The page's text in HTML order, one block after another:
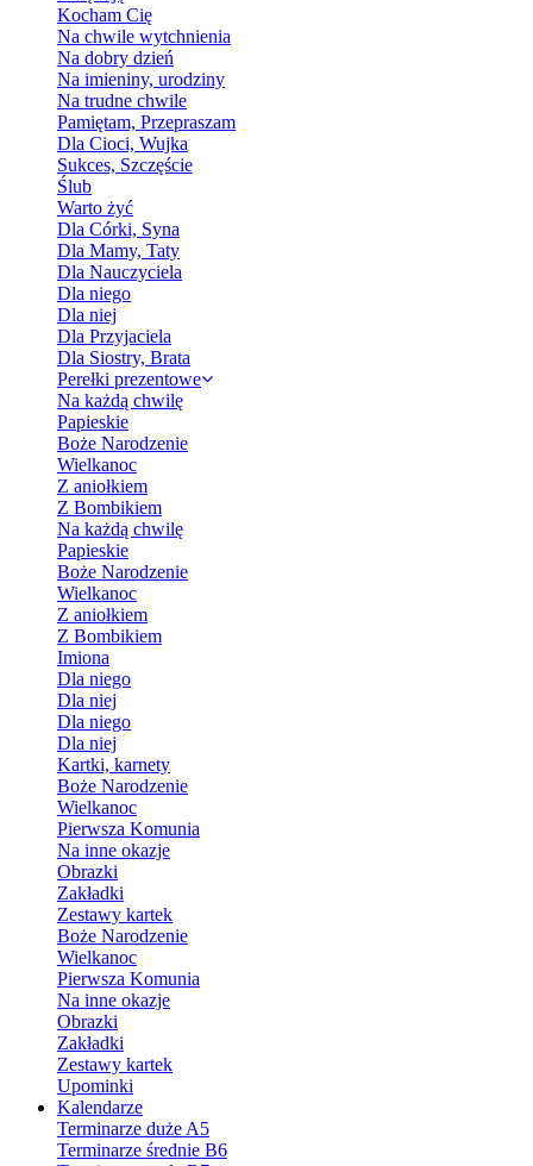
Kocham Cię
Na chwile wytchnienia
Na dobry dzień
Na imieniny, urodziny
Na trudne chwile
Pamiętam, Przepraszam
Dla Cioci, Wujka
Sukces, Szczęście
Ślub
Warto żyć
Dla Córki, Syna
Dla Mamy, Taty
Dla Nauczyciela
Dla niego
Dla niej
Dla Przyjaciela
Dla Siostry, Brata
Perełki prezentowe
Na każdą chwilę
Papieskie
Boże Narodzenie
Wielkanoc
Z aniołkiem
Z Bombikiem
Na każdą chwilę
Papieskie
Boże Narodzenie
Wielkanoc
Z aniołkiem
Z Bombikiem
Imiona
Dla niego
Dla niej
Dla niego
Dla niej
Kartki, karnety
Boże Narodzenie
Wielkanoc
Pierwsza Komunia
Na inne okazje
Obrazki
Zakładki
Zestawy kartek
Boże Narodzenie
Wielkanoc
Pierwsza Komunia
Na inne okazje
Obrazki
Zakładki
Zestawy kartek
Upominki
Kalendarze
Terminarze duże A5
Terminarze średnie B6